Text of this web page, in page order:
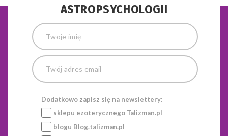
ASTROPSYCHOLOGII
Dodatkowo zapisz się na newslettery:
sklepu ezoterycznego Talizman.pl
blogu Blog.talizman.pl